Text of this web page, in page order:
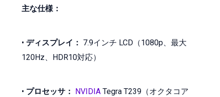
主な仕様：
• ディスプレイ： 7.9インチ LCD（1080p、最大
120Hz、HDR10対応）
• プロセッサ： NVIDIA Tegra T239（オクタコア